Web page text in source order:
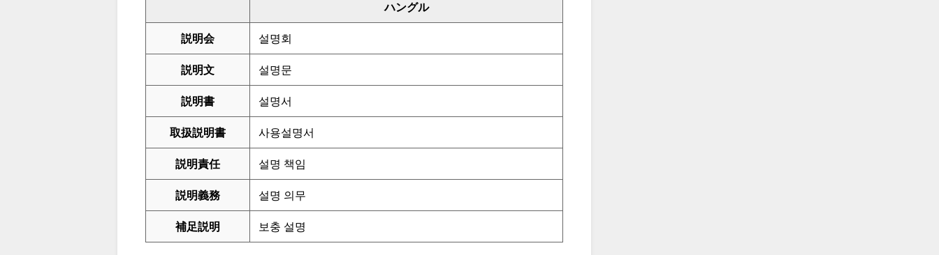
ハングル
説明会 설명회
説明文 설명문
説明書 설명서
取扱説明書 사용설명서
説明責任 설명 책임
説明義務 설명 의무
補足説明 보충 설명